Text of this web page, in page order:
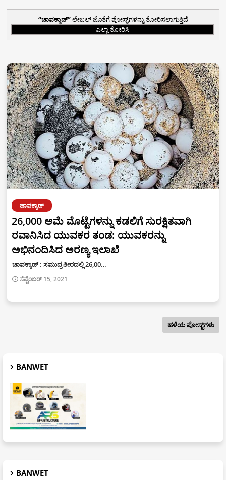
ಚಾವಕ್ಕಾಡ್ ಲೇಬಲ್ ಜೊತೆಗೆ ಪೋಸ್ಟ್‌ಗಳನ್ನು ತೋರಿಸಲಾಗುತ್ತಿದೆ
ಎಲ್ಲಾ ತೋರಿಸಿ
ಚಾವಕ್ಕಾಡ್
26,000 ಆಮೆ ಮೊಟ್ಟೆಗಳನ್ನು ಕಡಲಿಗೆ ಸುರಕ್ಷಿತವಾಗಿ
ರವಾನಿಸಿದ ಯುವಕರ ತಂಡ: ಯುವಕರನ್ನು
ಅಭಿನಂದಿಸಿದ ಅರಣ್ಯ ಇಲಾಖೆ
ಚಾವಕ್ಕಾಡ್ : ಸಮುದ್ರತೀರದಲ್ಲಿ 26,00…
ಸೆಪ್ಟೆಂಬರ್ 15, 2021
ಹಳೆಯ ಪೋಸ್ಟ್‌ಗಳು
BANWET
BANWET